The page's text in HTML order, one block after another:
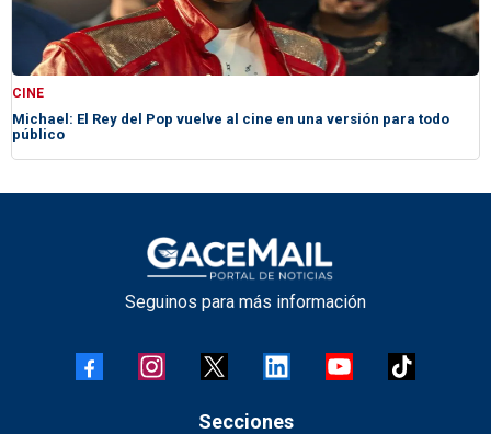
CINE
Michael: El Rey del Pop vuelve al cine en una versión para todo
público
Seguinos para más información
Secciones